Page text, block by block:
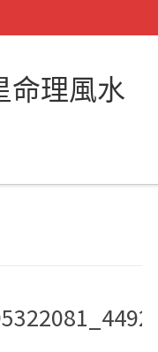
命理風水